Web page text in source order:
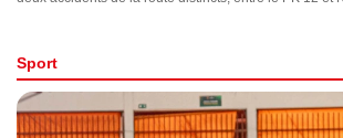
Sport